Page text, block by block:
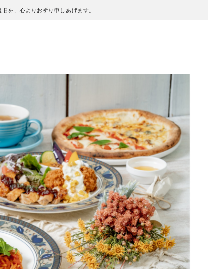
を、心よりお祈り申しあげます。